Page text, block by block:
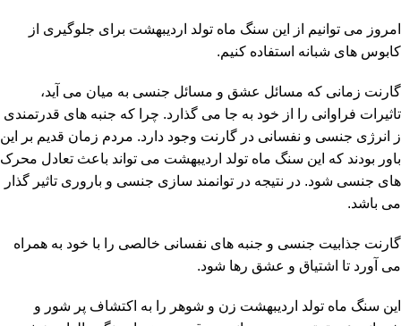
امروز می توانیم از این سنگ ماه تولد اردیبهشت برای جلوگیری از
کابوس های شبانه استفاده کنیم.
گارنت زمانی که مسائل عشق و مسائل جنسی به میان می آید،
تاثیرات فراوانی را از خود به جا می گذارد. چرا که جنبه های قدرتمندی
ز انرژی جنسی و نفسانی در گارنت وجود دارد. مردم زمان قدیم بر این
باور بودند که این سنگ ماه تولد اردیبهشت می تواند باعث تعادل محرک
های جنسی شود. در نتیجه در توانمند سازی جنسی و باروری تاثیر گذار
می باشد.
گارنت جذابیت جنسی و جنبه های نفسانی خالصی را با خود به همراه
می آورد تا اشتیاق و عشق رها شود.
این سنگ ماه تولد اردیبهشت زن و شوهر را به اکتشاف پر شور و